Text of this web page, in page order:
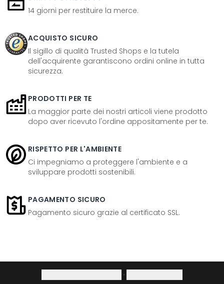
14 giorni per restituire la merce.
ACQUISTO SICURO
Il sigillo di qualità Trusted Shops e la tutela
dell'acquirente garantiscono ordini online in tutta
sicurezza.
PRODOTTI PER TE
La maggior parte dei nostri articoli viene prodotto
dopo aver ricevuto l'ordine appositamente per te.
RISPETTO PER L'AMBIENTE
Ci impegniamo a proteggere l'ambiente e a
sviluppare prodotti sostenibili.
PAGAMENTO SICURO
Pagamento sicuro grazie al certificato SSL.
·